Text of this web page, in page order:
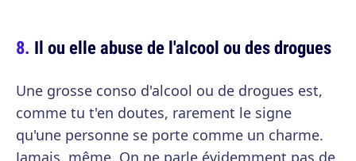
Il ou elle abuse de l'alcool ou des drogues
Une grosse conso d'alcool ou de drogues est,
comme tu t'en doutes, rarement le signe
qu'une personne se porte comme un charme.
Jamais, même. On ne parle évidemment pas de